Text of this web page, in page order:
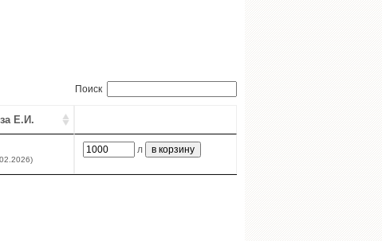
Поиск
Е.И.
л